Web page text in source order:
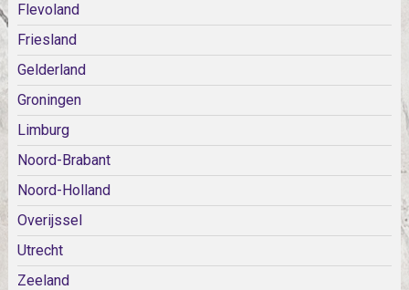
Flevoland
Friesland
Gelderland
Groningen
Limburg
Noord-Brabant
Noord-Holland
Overijssel
Utrecht
Zeeland